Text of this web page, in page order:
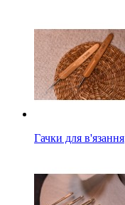
Гачки для в'язання